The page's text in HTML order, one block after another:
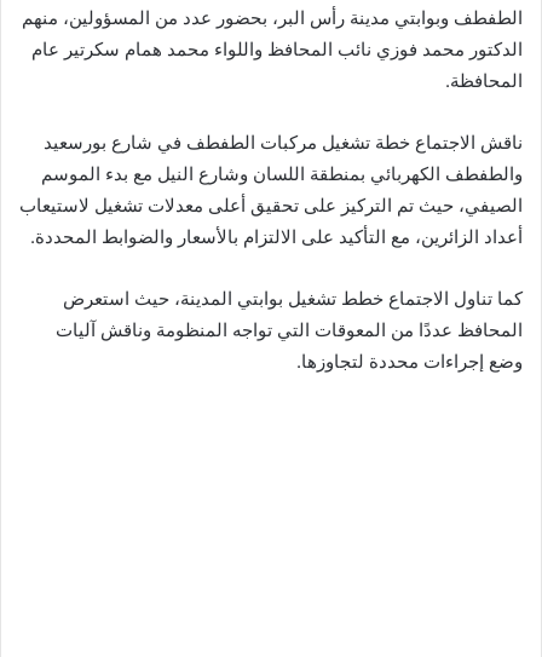
الطفطف وبوابتي مدينة رأس البر، بحضور عدد من المسؤولين، منهم
الدكتور محمد فوزي نائب المحافظ واللواء محمد همام سكرتير عام
المحافظة.
ناقش الاجتماع خطة تشغيل مركبات الطفطف في شارع بورسعيد
والطفطف الكهربائي بمنطقة اللسان وشارع النيل مع بدء الموسم
الصيفي، حيث تم التركيز على تحقيق أعلى معدلات تشغيل لاستيعاب
أعداد الزائرين، مع التأكيد على الالتزام بالأسعار والضوابط المحددة.
كما تناول الاجتماع خطط تشغيل بوابتي المدينة، حيث استعرض
المحافظ عددًا من المعوقات التي تواجه المنظومة وناقش آليات
وضع إجراءات محددة لتجاوزها.